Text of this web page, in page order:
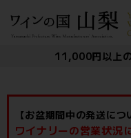
11,000円以上
【お盆期間中の発送につ
ワイナリーの営業状況